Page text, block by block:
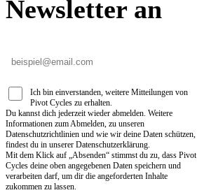
Newsletter an
Ich bin einverstanden, weitere Mitteilungen von
Pivot Cycles zu erhalten.
Du kannst dich jederzeit wieder abmelden. Weitere
Informationen zum Abmelden, zu unseren
Datenschutzrichtlinien und wie wir deine Daten schützen,
findest du in unserer Datenschutzerklärung.
Mit dem Klick auf „Absenden“ stimmst du zu, dass Pivot
Cycles deine oben angegebenen Daten speichern und
verarbeiten darf, um dir die angeforderten Inhalte
zukommen zu lassen.